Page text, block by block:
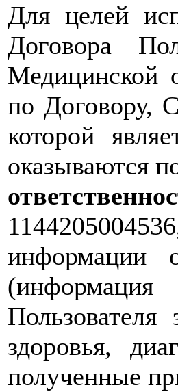
Для целей
Договора
Медицинской
по Договору,
которой
оказываются
информации
здоровья,
полученные